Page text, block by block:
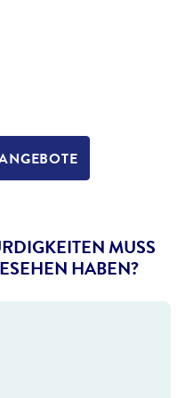
MUSS
HABEN?